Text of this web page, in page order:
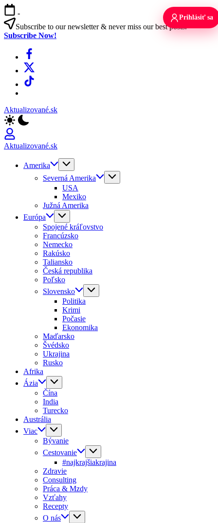
Skip
to
content
-
Subscribe to our newsletter & never miss our best posts.
Subscribe Now!
Facebook
X
TikTok
Aktualizované.sk
Aktualizované.sk
Amerika
Severná Amerika
USA
Mexiko
Južná Amerika
Európa
Spojené kráľovstvo
Francúzsko
Nemecko
Rakúsko
Taliansko
Česká republika
Poľsko
Slovensko
Politika
Krimi
Počasie
Ekonomika
Maďarsko
Švédsko
Ukrajina
Rusko
Afrika
Ázia
Čína
India
Turecko
Austrália
Viac
Bývanie
Cestovanie
#najkrajšiakrajina
Zdravie
Consulting
Práca & Mzdy
Vzťahy
Recepty
O nás
Prihlásiť sa